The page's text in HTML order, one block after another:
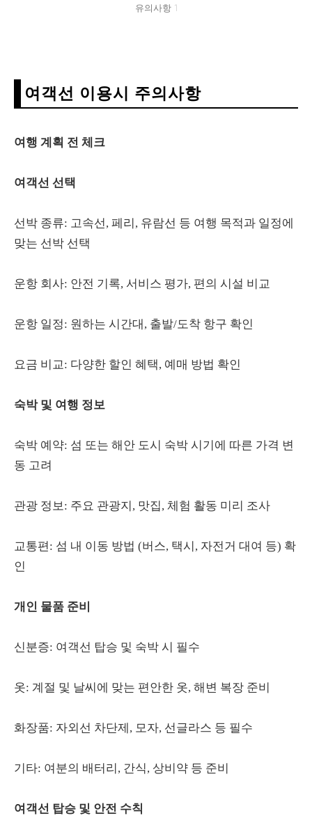
유의사항 1
여객선 이용시 주의사항
여행 계획 전 체크
여객선 선택
선박 종류: 고속선, 페리, 유람선 등 여행 목적과 일정에
맞는 선박 선택
운항 회사: 안전 기록, 서비스 평가, 편의 시설 비교
운항 일정: 원하는 시간대, 출발/도착 항구 확인
요금 비교: 다양한 할인 혜택, 예매 방법 확인
숙박 및 여행 정보
숙박 예약: 섬 또는 해안 도시 숙박 시기에 따른 가격 변
동 고려
관광 정보: 주요 관광지, 맛집, 체험 활동 미리 조사
교통편: 섬 내 이동 방법 (버스, 택시, 자전거 대여 등) 확
인
개인 물품 준비
신분증: 여객선 탑승 및 숙박 시 필수
옷: 계절 및 날씨에 맞는 편안한 옷, 해변 복장 준비
화장품: 자외선 차단제, 모자, 선글라스 등 필수
기타: 여분의 배터리, 간식, 상비약 등 준비
여객선 탑승 및 안전 수칙